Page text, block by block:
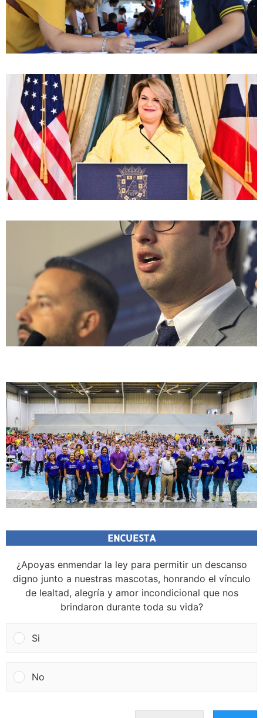
ENCUESTA
¿Apoyas enmendar la ley para permitir un descanso
digno junto a nuestras mascotas, honrando el vínculo
de lealtad, alegría y amor incondicional que nos
brindaron durante toda su vida?
Si
No